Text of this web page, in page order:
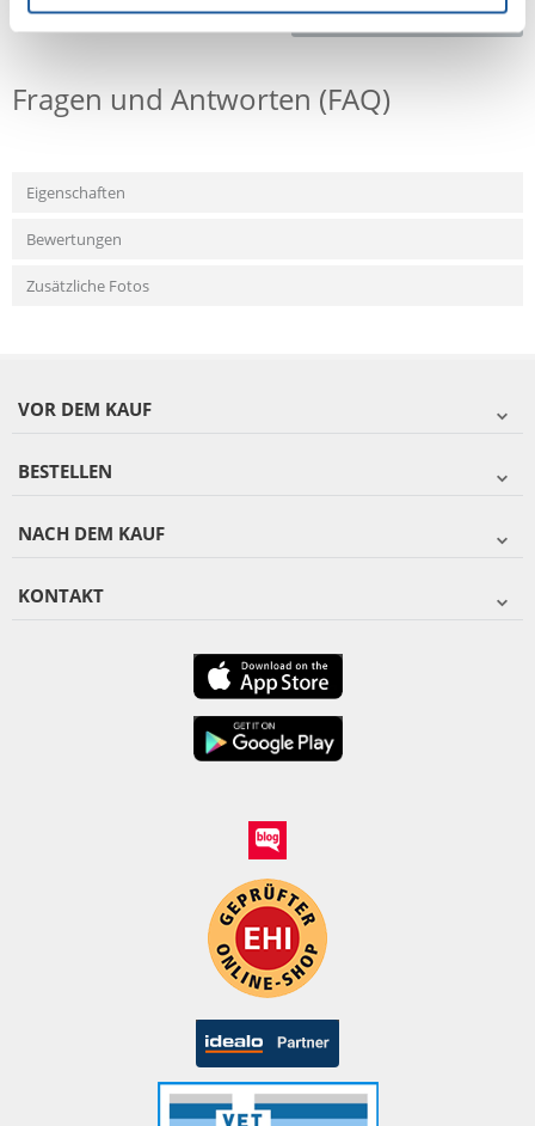
NEUE NACHRICHT
Fragen und Antworten (FAQ)
Eigenschaften
Bewertungen
Zusätzliche Fotos
VOR DEM KAUF
BESTELLEN
NACH DEM KAUF
KONTAKT